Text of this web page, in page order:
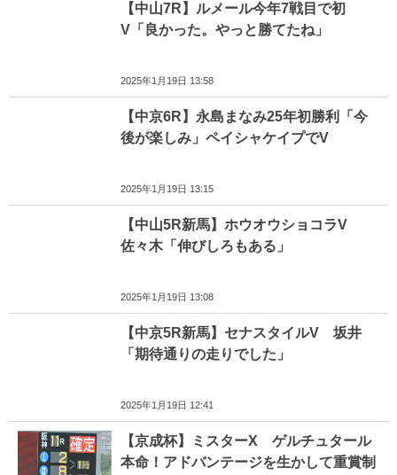
【中山7R】ルメール今年7戦目で初
V「良かった。やっと勝てたね」
2025年1月19日 13:58
【中京6R】永島まなみ25年初勝利「今
後が楽しみ」ペイシャケイプでV
2025年1月19日 13:15
【中山5R新馬】ホウオウショコラV
佐々木「伸びしろもある」
2025年1月19日 13:08
【中京5R新馬】セナスタイルV 坂井
「期待通りの走りでした」
2025年1月19日 12:41
【京成杯】ミスターX ゲルチュタール
本命！アドバンテージを生かして重賞制